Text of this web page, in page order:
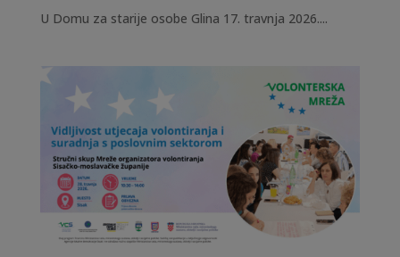
U Domu za starije osobe Glina 17. travnja 2026....